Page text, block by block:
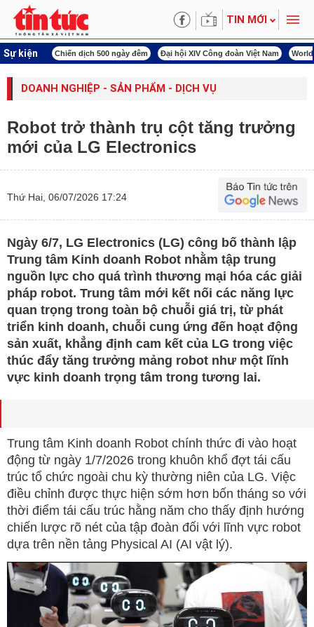
TIN MỚI
Sự kiện
mạng Chiến dịch 500 ngày đêm Đại hội XIV Công đoàn Việt Nam
DOANH NGHIỆP - SẢN PHẨM - DỊCH VỤ
Robot trở thành trụ cột tăng trưởng
mới của LG Electronics
Thứ Hai, 06/07/2026 17:24
Ngày 6/7, LG Electronics (LG) công bố thành lập
Trung tâm Kinh doanh Robot nhằm tập trung
nguồn lực cho quá trình thương mại hóa các giải
pháp robot. Trung tâm mới kết nối các năng lực
quan trọng trong toàn bộ chuỗi giá trị, từ phát
triển kinh doanh, chuỗi cung ứng đến hoạt động
sản xuất, khẳng định cam kết của LG trong việc
thúc đẩy tăng trưởng mảng robot như một lĩnh
vực kinh doanh trọng tâm trong tương lai.
Trung tâm Kinh doanh Robot chính thức đi vào hoạt
động từ ngày 1/7/2026 trong khuôn khổ đợt tái cấu
trúc tổ chức ngoài chu kỳ thường niên của LG. Việc
điều chỉnh được thực hiện sớm hơn bốn tháng so với
thời điểm tái cấu trúc hằng năm cho thấy định hướng
chiến lược rõ nét của tập đoàn đối với lĩnh vực robot
dựa trên nền tảng Physical AI (AI vật lý).